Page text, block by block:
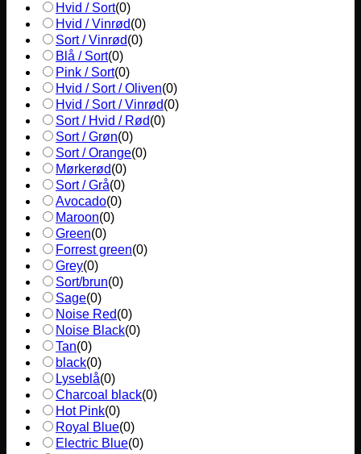
Hvid / Sort(0)
Hvid / Vinrød(0)
Sort / Vinrød(0)
Blå / Sort(0)
Pink / Sort(0)
Hvid / Sort / Oliven(0)
Hvid / Sort / Vinrød(0)
Sort / Hvid / Rød(0)
Sort / Grøn(0)
Sort / Orange(0)
Mørkerød(0)
Sort / Grå(0)
Avocado(0)
Maroon(0)
Green(0)
Forrest green(0)
Grey(0)
Sort/brun(0)
Sage(0)
Noise Red(0)
Noise Black(0)
Tan(0)
black(0)
Lyseblå(0)
Charcoal black(0)
Hot Pink(0)
Royal Blue(0)
Electric Blue(0)